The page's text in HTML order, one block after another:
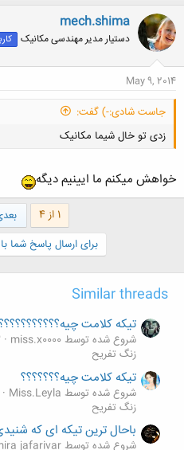
کلیک کنید
mech.shima
دستیار مدیر مهندسی مکانیک
May 9, 2014
جاست شادی:-) گفت:
زدی تو خال شیما مکانیک
کلیک کنید
خواهش میکنم ما ایینیم دیگه
1 از 4
برای ارسال پاسخ شما
Similar threads
تیکه کلامت
شروع شده توسط miss.x0000
زنگ تفريح
تیکه کلامت چیه؟؟؟؟؟؟؟
شروع شده توسط Miss.Leyla
زنگ تفريح
باحال ترین تیکه ای که
شروع شده توسط samira jafarivar